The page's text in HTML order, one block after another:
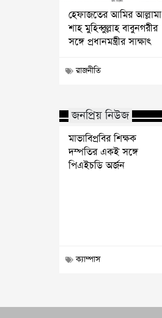
হেফাজতের আমির আল্লামা
শাহ মুহিব্বুল্লাহ বাবুনগরীর
সঙ্গে প্রধানমন্ত্রীর সাক্ষাৎ
রাজনীতি
জনপ্রিয় নিউজ
মাভাবিপ্রবির শিক্ষক
দম্পতির একই সঙ্গে
পিএইচডি অর্জন
ক্যাম্পাস